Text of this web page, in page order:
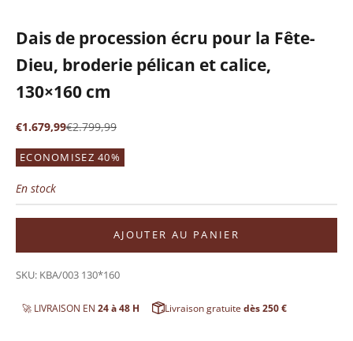
Dais de procession écru pour la Fête-
Dieu, broderie pélican et calice,
130×160 cm
Prix de vente
€1.679,99Prix normal
€2.799,99
ECONOMISEZ 40%
En stock
AJOUTER AU PANIER
SKU: KBA/003 130*160
🚀 LIVRAISON EN 24 à 48 H Livraison gratuite dès 250 €